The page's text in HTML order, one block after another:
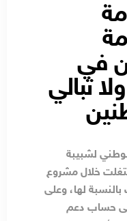
في
تبالي
لشبيبة
خلال مشروع
بالنسبة لها، وعلى
حساب دعم